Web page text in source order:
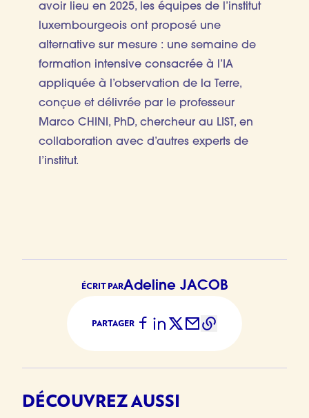
avoir lieu en 2025, les équipes de l’institut
luxembourgeois ont proposé une
alternative sur mesure : une semaine de
formation intensive consacrée à l’IA
appliquée à l’observation de la Terre,
conçue et délivrée par le professeur
Marco CHINI, PhD, chercheur au LIST, en
collaboration avec d’autres experts de
l’institut.
ÉCRIT PARAdeline JACOB
PARTAGER
DÉCOUVREZ AUSSI